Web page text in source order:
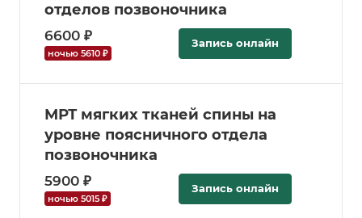
отделов позвоночника
6600 ₽
ночью 5610 ₽
Запись онлайн
МРТ мягких тканей спины на
уровне поясничного отдела
позвоночника
5900 ₽
ночью 5015 ₽
Запись онлайн